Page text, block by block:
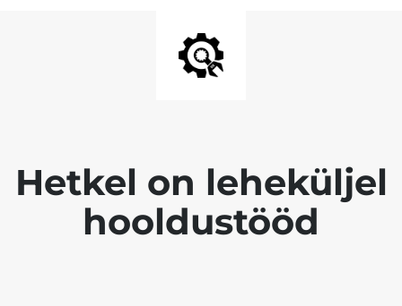
Hetkel on leheküljel
hooldustööd